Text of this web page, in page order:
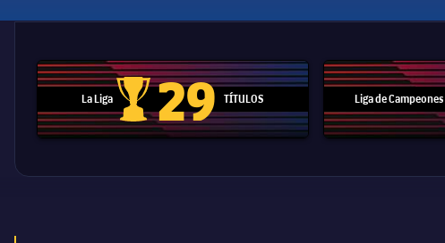
La Liga
Trofeo de La Liga
29 TÍTULOS Liga de Campeones